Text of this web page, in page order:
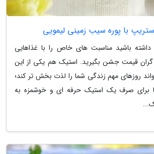
با پوره سیب زمینی لیمویی
باشید مناسبت های خاص را با غذاهایی
قیمت جشن بگیرید. استیک هم یکی از این
روزهای مهم زندگی شما را لذت بخش تر کند؛
برای صرف یک استیک حرفه ای و خوشمزه به